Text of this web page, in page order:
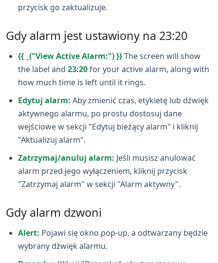
przycisk go zaktualizuje.
Gdy alarm jest ustawiony na 23:20
{{ _("View Active Alarm:") }}The screen will show
the label and 23:20for your active alarm, along with
how much time is left until it rings.
Edytuj alarm: Aby zmienić czas, etykietę lub dźwięk
aktywnego alarmu, po prostu dostosuj dane
wejściowe w sekcji "Edytuj bieżący alarm" i kliknij
"Aktualizuj alarm".
Zatrzymaj/anuluj alarm: Jeśli musisz anulować
alarm przed jego wyłączeniem, kliknij przycisk
"Zatrzymaj alarm" w sekcji "Alarm aktywny".
Gdy alarm dzwoni
Alert: Pojawi się okno pop‑up, a odtwarzany będzie
wybrany dźwięk alarmu.